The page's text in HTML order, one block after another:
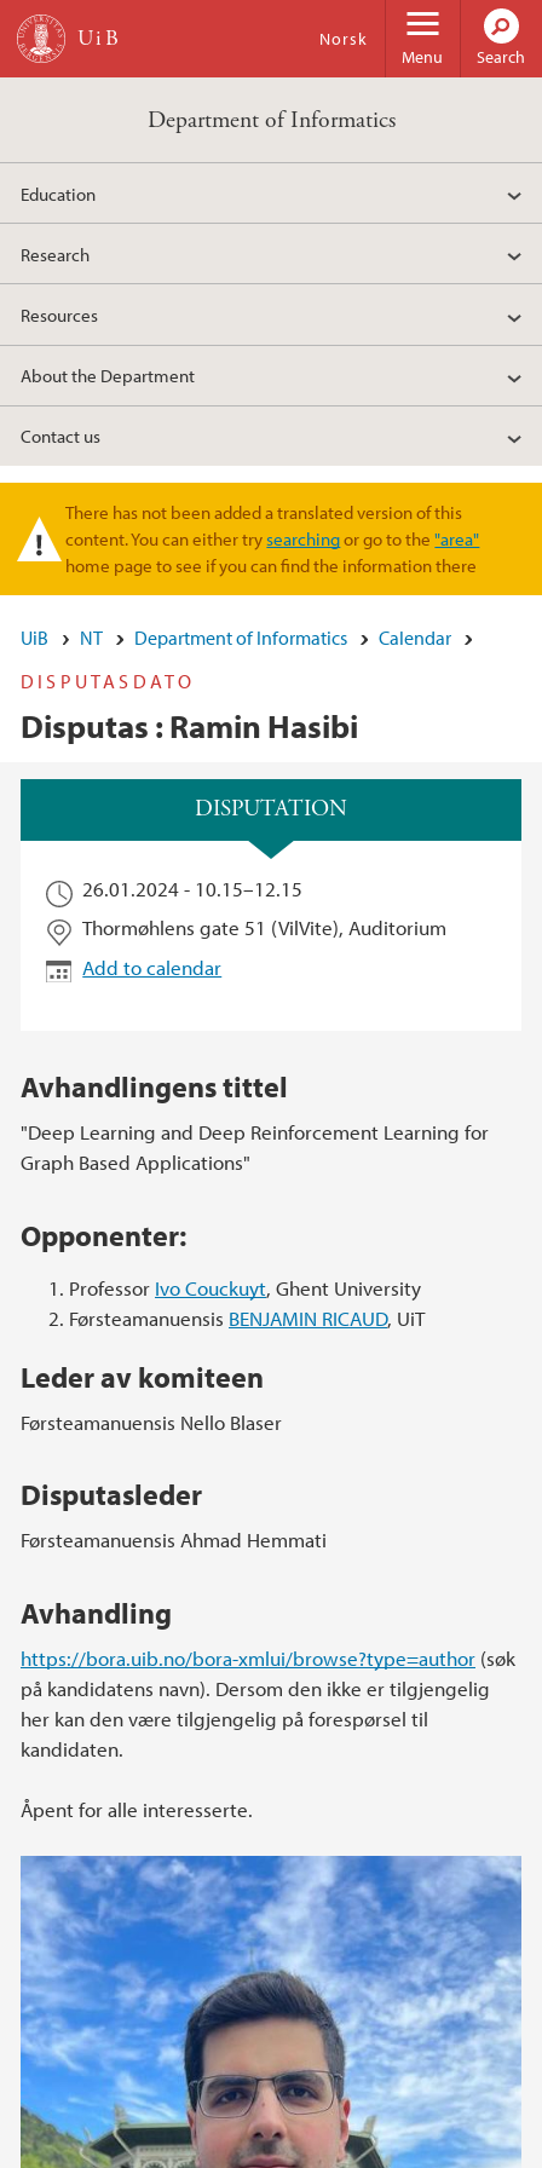
Skip to main content
Menu
Norsk
Search
Department of Informatics
Education
Research
Resources
About the Department
Contact us
Warning message
There has not been added a translated version of this
content. You can either trysearchingor go to the"area"
home page to see if you can find the information there
UiB NT Department of Informatics
Calendar
DISPUTASDATO
Disputas : Ramin Hasibi
DISPUTATION
26.01.2024 - 10.15–12.15
Thormøhlens gate 51 (VilVite), Auditorium
Add to calendar
Avhandlingens tittel
"Deep Learning and Deep Reinforcement Learning for
Graph Based Applications"
Opponenter:
Professor Ivo Couckuyt, Ghent University
Førsteamanuensis BENJAMIN RICAUD, UiT
Leder av komiteen
Førsteamanuensis Nello Blaser
Disputasleder
Førsteamanuensis Ahmad Hemmati
Avhandling
https://bora.uib.no/bora-xmlui/browse?type=author (søk
på kandidatens navn). Dersom den ikke er tilgjengelig
her kan den være tilgjengelig på forespørsel til
kandidaten.
Åpent for alle interesserte.